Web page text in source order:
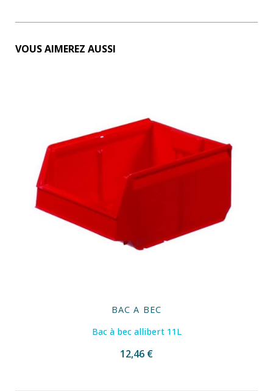
VOUS AIMEREZ AUSSI
BAC A BEC
Bac à bec allibert 11L
12,46 €